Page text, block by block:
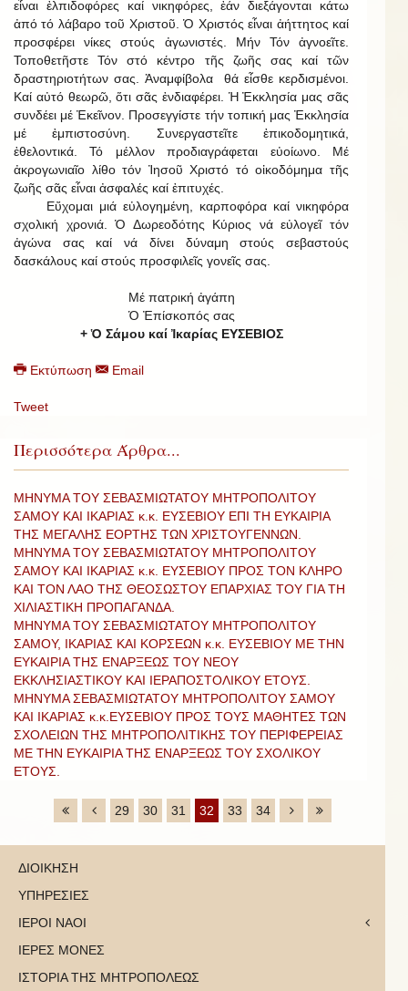
εἶναι ἐλπιδοφόρες καί νικηφόρες, ἐάν διεξάγονται κάτω
ἀπό τό λάβαρο τοῦ Χριστοῦ. Ὁ Χριστός εἶναι ἀήττητος καί
προσφέρει νίκες στούς ἀγωνιστές. Μήν Τόν ἀγνοεῖτε.
Τοποθετῆστε Τόν στό κέντρο τῆς ζωῆς σας καί τῶν
δραστηριοτήτων σας. Ἀναμφίβολα θά εἶσθε κερδισμένοι.
Καί αὐτό θεωρῶ, ὅτι σᾶς ἐνδιαφέρει. Ἡ Ἐκκλησία μας σᾶς
συνδέει μέ Ἐκεῖνον. Προσεγγίστε τήν τοπική μας Ἐκκλησία
μέ ἐμπιστοσύνη. Συνεργαστεῖτε ἐπικοδομητικά,
ἐθελοντικά. Τό μέλλον προδιαγράφεται εὐοίωνο. Μέ
ἀκρογωνιαῖο λίθο τόν Ἰησοῦ Χριστό τό οἰκοδόμημα τῆς
ζωῆς σᾶς εἶναι ἀσφαλές καί ἐπιτυχές.
Εὔχομαι μιά εὐλογημένη, καρποφόρα καί νικηφόρα
σχολική χρονιά. Ὁ Δωρεοδότης Κύριος νά εὐλογεῖ τόν
ἀγώνα σας καί νά δίνει δύναμη στούς σεβαστούς
δασκάλους καί στούς προσφιλεῖς γονεῖς σας.
Μέ πατρική ἀγάπη
Ὁ Ἐπίσκοπός σας
+ Ὁ Σάμου καί Ἰκαρίας ΕΥΣΕΒΙΟΣ
Εκτύπωση Email
Tweet
Περισσότερα Άρθρα...
ΜΗΝΥΜΑ ΤΟΥ ΣΕΒΑΣΜΙΩΤΑΤΟΥ ΜΗΤΡΟΠΟΛΙΤΟΥ
ΣΑΜΟΥ ΚΑΙ ΙΚΑΡΙΑΣ κ.κ. ΕΥΣΕΒΙΟΥ ΕΠΙ ΤΗ ΕΥΚΑΙΡΙΑ
ΤΗΣ ΜΕΓΑΛΗΣ ΕΟΡΤΗΣ ΤΩΝ ΧΡΙΣΤΟΥΓΕΝΝΩΝ.
ΜΗΝΥΜΑ ΤΟΥ ΣΕΒΑΣΜΙΩΤΑΤΟΥ ΜΗΤΡΟΠΟΛΙΤΟΥ
ΣΑΜΟΥ ΚΑΙ ΙΚΑΡΙΑΣ κ.κ. ΕΥΣΕΒΙΟΥ ΠΡΟΣ ΤΟΝ ΚΛΗΡΟ
ΚΑΙ ΤΟΝ ΛΑΟ ΤΗΣ ΘΕΟΣΩΣΤΟΥ ΕΠΑΡΧΙΑΣ ΤΟΥ ΓΙΑ ΤΗ
ΧΙΛΙΑΣΤΙΚΗ ΠΡΟΠΑΓΑΝΔΑ.
ΜΗΝΥΜΑ ΤΟΥ ΣΕΒΑΣΜΙΩΤΑΤΟΥ ΜΗΤΡΟΠΟΛΙΤΟΥ
ΣΑΜΟΥ, ΙΚΑΡΙΑΣ ΚΑΙ ΚΟΡΣΕΩΝ κ.κ. ΕΥΣΕΒΙΟΥ ΜΕ ΤΗΝ
ΕΥΚΑΙΡΙΑ ΤΗΣ ΕΝΑΡΞΕΩΣ ΤΟΥ ΝΕΟΥ
ΕΚΚΛΗΣΙΑΣΤΙΚΟΥ ΚΑΙ ΙΕΡΑΠΟΣΤΟΛΙΚΟΥ ΕΤΟΥΣ.
ΜΗΝΥΜΑ ΣΕΒΑΣΜΙΩΤΑΤΟΥ ΜΗΤΡΟΠΟΛΙΤΟΥ ΣΑΜΟΥ
ΚΑΙ ΙΚΑΡΙΑΣ κ.κ.ΕΥΣΕΒΙΟΥ ΠΡΟΣ ΤΟΥΣ ΜΑΘΗΤΕΣ ΤΩΝ
ΣΧΟΛΕΙΩΝ ΤΗΣ ΜΗΤΡΟΠΟΛΙΤΙΚΗΣ ΤΟΥ ΠΕΡΙΦΕΡΕΙΑΣ
ΜΕ ΤΗΝ ΕΥΚΑΙΡΙΑ ΤΗΣ ΕΝΑΡΞΕΩΣ ΤΟΥ ΣΧΟΛΙΚΟΥ
ΕΤΟΥΣ.
29 30 31 32 33 34
ΔΙΟΙΚΗΣΗ
ΥΠΗΡΕΣΙΕΣ
ΙΕΡΟΙ ΝΑΟΙ
ΙΕΡΕΣ ΜΟΝΕΣ
ΙΣΤΟΡΙΑ ΤΗΣ ΜΗΤΡΟΠΟΛΕΩΣ